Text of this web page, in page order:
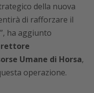
della nuova
di rafforzare il
ha aggiunto
Umane di Horsa,
operazione.